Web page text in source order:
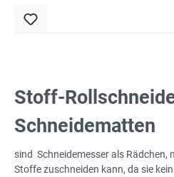
Stoff-
Schneidematten
sind Schneidemesser als Rädchen,
Stoffe zuschneiden kann, da sie